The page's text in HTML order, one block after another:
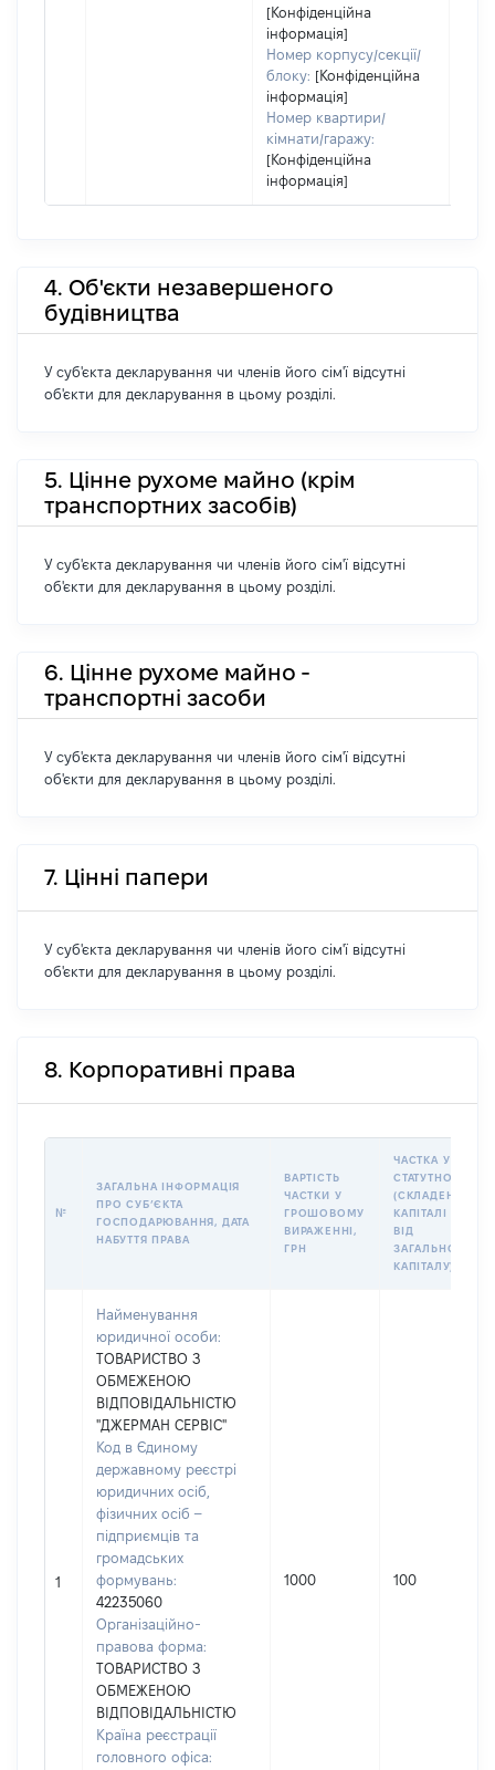
[Конфіденційна
інформація]
Номер корпусу/секції/
блоку: [Конфіденційна
інформація]
Номер квартири/
кімнати/гаражу:
[Конфіденційна
інформація]
4. Об'єкти незавершеного
будівництва
У суб'єкта декларування чи членів його сім'ї відсутні
об'єкти для декларування в цьому розділі.
5. Цінне рухоме майно (крім
транспортних засобів)
У суб'єкта декларування чи членів його сім'ї відсутні
об'єкти для декларування в цьому розділі.
6. Цінне рухоме майно -
транспортні засоби
У суб'єкта декларування чи членів його сім'ї відсутні
об'єкти для декларування в цьому розділі.
7. Цінні папери
У суб'єкта декларування чи членів його сім'ї відсутні
об'єкти для декларування в цьому розділі.
8. Корпоративні права
№
ЗАГАЛЬНА ІНФОРМАЦІЯ
ПРО СУБʼЄКТА
ГОСПОДАРЮВАННЯ, ДАТА
НАБУТТЯ ПРАВА
ВАРТІСТЬ
ЧАСТКИ У
ГРОШОВОМУ
ВИРАЖЕННІ,
ГРН
ЧАСТКА У
СТАТУТНОМУ
(СКЛАДЕНОМУ)
КАПІТАЛІ (%
ВІД
ЗАГАЛЬНОГО
КАПІТАЛУ)
1
Найменування
юридичної особи:
ТОВАРИСТВО З
ОБМЕЖЕНОЮ
ВІДПОВІДАЛЬНІСТЮ
"ДЖЕРМАН СЕРВІС"
Код в Єдиному
державному реєстрі
юридичних осіб,
фізичних осіб –
підприємців та
громадських
формувань:
42235060
Організаційно-
правова форма:
ТОВАРИСТВО З
ОБМЕЖЕНОЮ
ВІДПОВІДАЛЬНІСТЮ
Країна реєстрації
головного офіса:
1000 100